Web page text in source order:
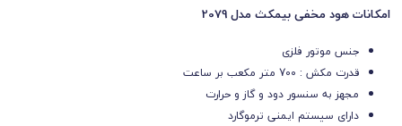
امکانات هود مخفی بیمکث مدل 2079
جنس موتور فلزی
قدرت مکش : 700 متر مکعب بر ساعت
مجهز به سنسور دود و گاز و حرارت
دارای سیستم ایمنی ترموگارد